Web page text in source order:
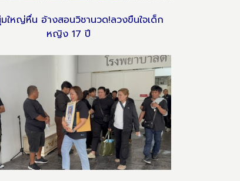
ใหญ่หื่น อ้างสอนวิชานวด!ลวงขืนใจเด็ก
หญิง 17 ปี